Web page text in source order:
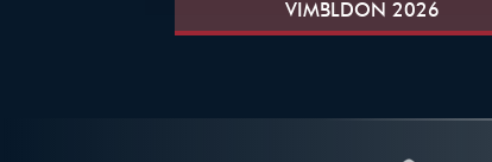
VIMBLDON 2026